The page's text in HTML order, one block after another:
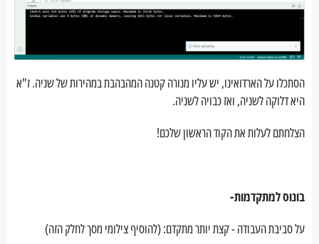
הסתכלו על הארדואינו, יש עליו מנורה קטנה המהבהבת במהירות של שניה. ז"א
היא דלוקה לשניה, ואז כבויה לשניה.
הצלחתם לעלות את הקוד הראשון שלכם!
בונוס למתקדמות-
על סביבת העבודה - קצת יותר מתקדם: (להוסיף צילומי מסך לחלק הזה)